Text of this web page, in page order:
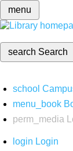
menu
search Search
school
menu_book
perm_media
login Login